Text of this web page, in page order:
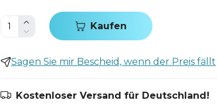
Kaufen
Sagen Sie mir Bescheid, wenn der Preis fällt
Kostenloser Versand für Deutschland!